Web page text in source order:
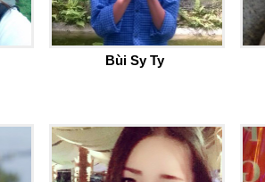
Bùi Sy Ty